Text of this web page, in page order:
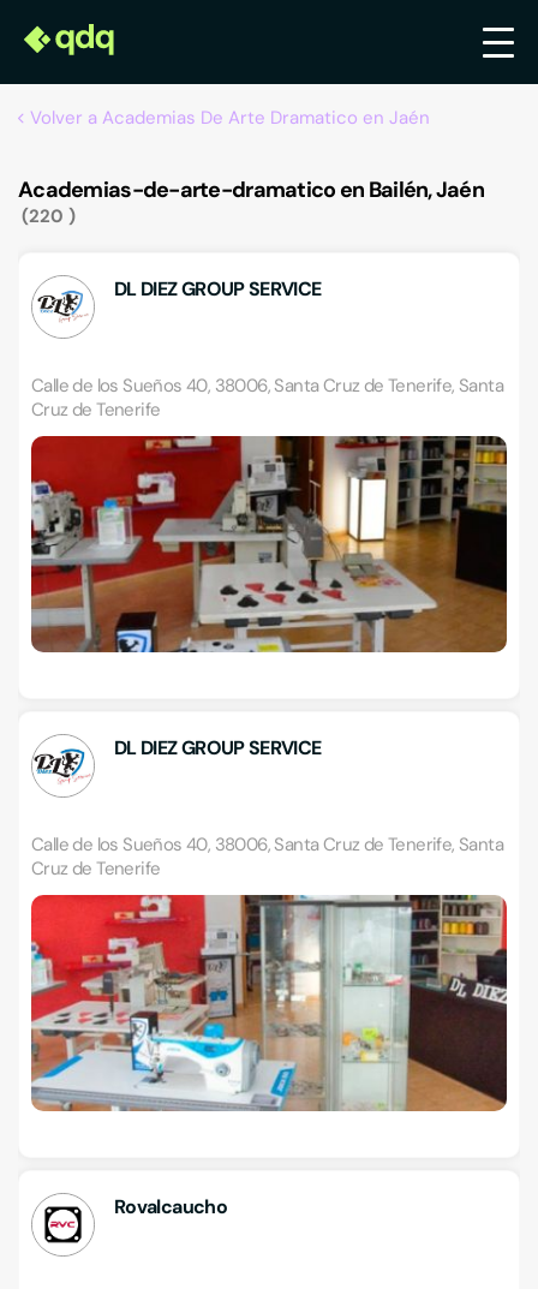
Volver a Academias De Arte Dramatico en Jaén
Academias-de-arte-dramatico en Bailén, Jaén
220
DL DIEZ GROUP SERVICE
Calle de los Sueños 40, 38006, Santa Cruz de Tenerife, Santa
Cruz de Tenerife
DL DIEZ GROUP SERVICE
Calle de los Sueños 40, 38006, Santa Cruz de Tenerife, Santa
Cruz de Tenerife
Rovalcaucho